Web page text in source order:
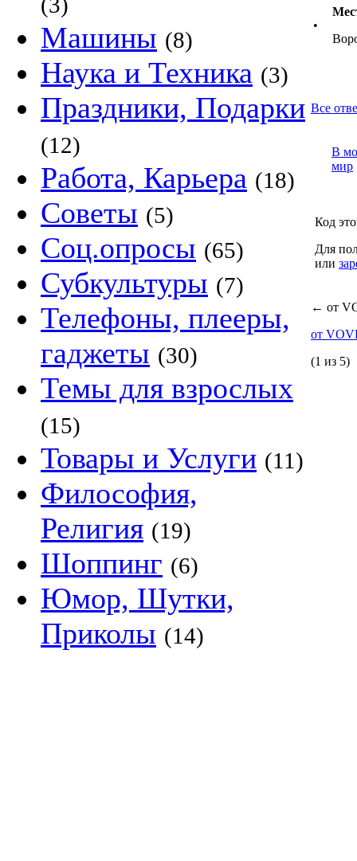
Машины (8)
Наука и Техника (3)
Праздники, Подарки
(12)
Работа, Карьера (18)
Советы (5)
Соц.опросы (65)
Субкультуры (7)
Телефоны, плееры,
гаджеты (30)
Темы для взрослых
(15)
Товары и Услуги (11)
Философия,
Религия (19)
Шоппинг (6)
Юмор, Шутки,
Приколы (14)
•
Все
В
мир
Код
Для
или
← от
от
(1 из 5)